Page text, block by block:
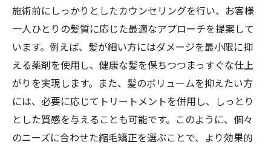
施術前にしっかりとしたカウンセリングを行い、お客様
一人ひとりの髪質に応じた最適なアプローチを提案して
います。例えば、髪が細い方にはダメージを最小限に抑
える薬剤を使用し、健康な髪を保ちつつまっすぐな仕上
がりを実現します。また、髪のボリュームを抑えたい方
には、必要に応じてトリートメントを併用し、しっとり
とした質感を与えることも可能です。このように、個々
のニーズに合わせた縮毛矯正を選ぶことで、より効果的